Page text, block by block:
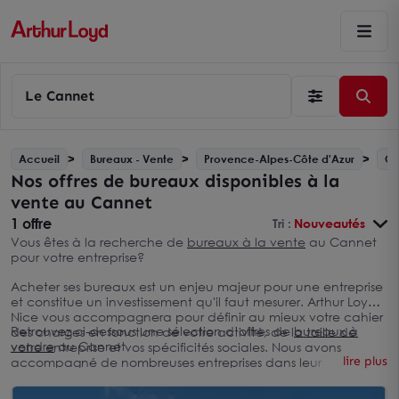
Le Cannet
Accueil Bureaux - Vente Provence-Alpes-Côte d'Azur
Nos offres de bureaux disponibles à la
vente au Cannet
1 offre Tri : Nouveautés
Vous êtes à la recherche de bureaux à la vente au Cannet
pour votre entreprise?
Acheter ses bureaux est un enjeu majeur pour une entreprise
et constitue un investissement qu'il faut mesurer. Arthur Loyd
Nice vous accompagnera pour définir au mieux votre cahier
des charges en fonction de votre activité, de la taille de
votre entreprise et vos spécificités sociales. Nous avons
accompagné de nombreuses entreprises dans leur
disposons d’une connaissance approfondie du marché
Retrouvez ci-dessous une sélection d’offres debureaux à
vendreau Cannet
lire plus